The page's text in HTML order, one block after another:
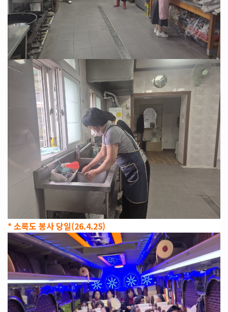
* 소록도 봉사 당일(26.4.25)